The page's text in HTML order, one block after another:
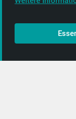
CD-Anbieter
CD-Anbieter-Login